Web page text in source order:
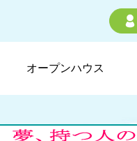
オープンハウス